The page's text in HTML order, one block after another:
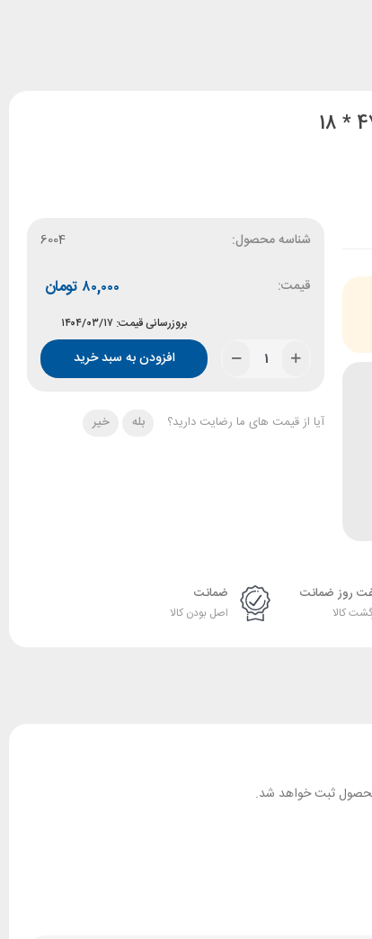
شناسه محصول: 6004
قیمت: تومان ۸۰,۰۰۰
بروزرسانی قیمت: ۱۴۰۴/۰۳/۱۷
افزودن به سبد خرید
آیا از قیمت های ما رضایت دارید؟ بله خیر
روز ضمانت
کالا
ضمانت
اصل بودن کالا
محصول ثبت خواهد شد.